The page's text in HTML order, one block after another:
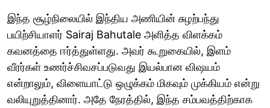
இந்த சூழ்நிலையில் இந்திய அணியின் சுழற்பந்து
பயிற்சியாளர் Sairaj Bahutale அளித்த விளக்கம்
கவனத்தை ஈர்த்துள்ளது. அவர் கூறுகையில், இளம்
வீரர்கள் உணர்ச்சிவசப்படுவது இயல்பான விஷயம்
என்றாலும், விளையாட்டு ஒழுக்கம் மிகவும் முக்கியம் என்று
வலியுறுத்தினார். அதே நேரத்தில், இந்த சம்பவத்திற்காக